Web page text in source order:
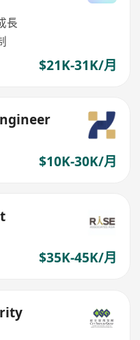
長
$21K-31K/月
$10K-30K/月
$35K-45K/月